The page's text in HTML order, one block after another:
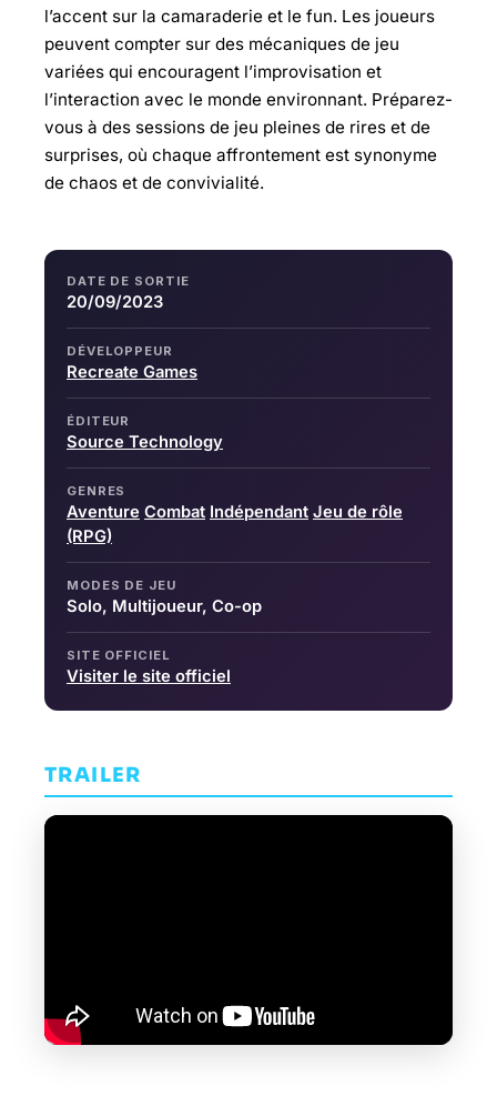
l’accent sur la camaraderie et le fun. Les joueurs
peuvent compter sur des mécaniques de jeu
variées qui encouragent l’improvisation et
l’interaction avec le monde environnant. Préparez-
vous à des sessions de jeu pleines de rires et de
surprises, où chaque affrontement est synonyme
de chaos et de convivialité.
DATE DE SORTIE
20/09/2023
DÉVELOPPEUR
Recreate Games
ÉDITEUR
Source Technology
GENRES
Aventure Combat Indépendant Jeu de rôle
(RPG)
MODES DE JEU
Solo, Multijoueur, Co-op
SITE OFFICIEL
Visiter le site officiel
TRAILER